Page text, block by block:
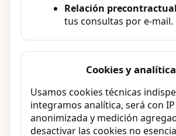
Relación precontractual
tus consultas por e-mail.
Cookies y analítica
Usamos cookies técnicas
integramos analítica, será con IP
anonimizada y medición
desactivar las cookies no